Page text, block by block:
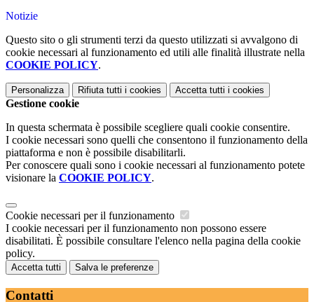
Notizie
Questo sito o gli strumenti terzi da questo utilizzati si avvalgono di
cookie necessari al funzionamento ed utili alle finalità illustrate nella
COOKIE POLICY.
Personalizza Rifiuta tutti i cookies Accetta tutti i cookies
Gestione cookie
In questa schermata è possibile scegliere quali cookie consentire.
I cookie necessari sono quelli che consentono il funzionamento della
piattaforma e non è possibile disabilitarli.
Per conoscere quali sono i cookie necessari al funzionamento potete
visionare la COOKIE POLICY.
Cookie necessari per il funzionamento
I cookie necessari per il funzionamento non possono essere
disabilitati. È possibile consultare l'elenco nella pagina della cookie
policy.
Accetta tutti Salva le preferenze
Contatti